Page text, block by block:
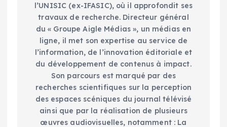
l’UNISIC (ex-IFASIC), où il approfondit ses
travaux de recherche. Directeur général
du « Groupe Aigle Médias », un médias en
ligne, il met son expertise au service de
l’information, de l’innovation éditoriale et
du développement de contenus à impact.
Son parcours est marqué par des
recherches scientifiques sur la perception
des espaces scéniques du journal télévisé
ainsi que par la réalisation de plusieurs
œuvres audiovisuelles, notamment : La